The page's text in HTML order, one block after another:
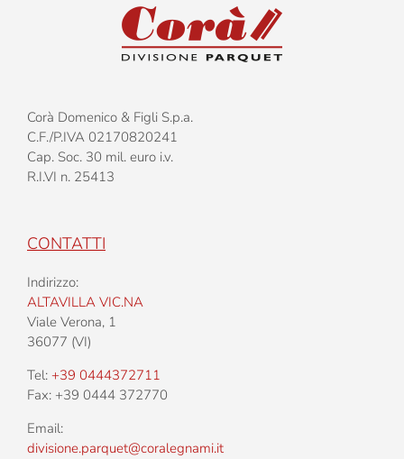
Corà Domenico & Figli S.p.a.
C.F./P.IVA 02170820241
Cap. Soc. 30 mil. euro i.v.
R.I.VI n. 25413
CONTATTI
Indirizzo:
ALTAVILLA VIC.NA
Viale Verona, 1
36077 (VI)
Tel: +39 0444372711
Fax: +39 0444 372770
Email:
divisione.parquet@coralegnami.it